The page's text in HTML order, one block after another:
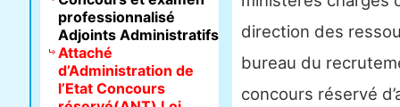
direction des
bureau du
concours réservé
professionnalisé
Adjoints Administratifs
Attaché
d’Administration de
l’Etat Concours